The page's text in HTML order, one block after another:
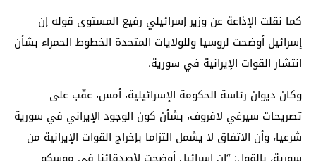
كما نقلت الإذاعة عن وزير إسرائيلي رفيع المستوى قوله إن
إسرائيل أوضحت لروسيا وللولايات المتحدة الخطوط الحمراء بشأن
انتشار القوات الإيرانية في سورية.
وكان ديوان رئاسة الحكومة الإسرائيلية، أمس، عقّب على
تصريحات سيرغي لافروف، بشأن كون الوجود الإيراني في سورية
شرعيا، وأن الاتفاق لا يشمل التزاما بإخراج القوات الإيرانية من